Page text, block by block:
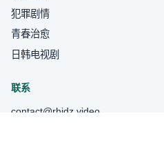
犯罪剧情
青春治愈
日韩电视剧
联系
contact@rhjdz.video